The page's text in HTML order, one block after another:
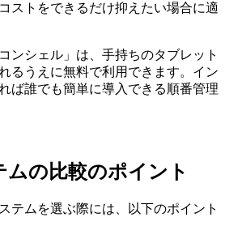
ストをできるだけ抑えたい場合に適
ンシェル」は、手持ちのタブレット
るうえに無料で利用できます。イン
ば誰でも簡単に導入できる順番管理
ムの比較のポイント
テムを選ぶ際には、以下のポイント